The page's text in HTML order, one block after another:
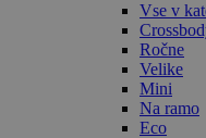
Vse v
Ročne
Velike
Mini
Na ramo
Eco